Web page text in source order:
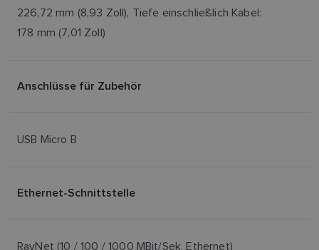
226,72 mm (8,93 Zoll), Tiefe einschließlich Kabel:
178 mm (7,01 Zoll)
Anschlüsse für Zubehör
USB Micro B
Ethernet-Schnittstelle
RayNet (10 / 100 / 1000 MBit/Sek. Ethernet)